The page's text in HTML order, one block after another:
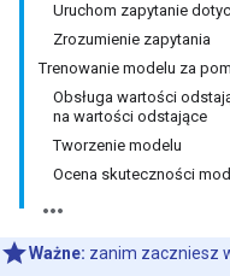
Uruchom zapytanie
Zrozumienie zapytania
Trenowanie modelu za
Obsługa wartości
na wartości odstające
Tworzenie modelu
Ocena skuteczności
Ważne: zanim zaczniesz